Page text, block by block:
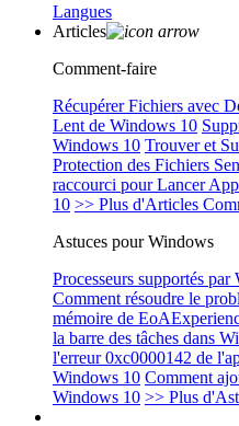
Langues
Articles
Comment-faire
Récupérer Fichiers avec
Lent de Windows 10
Windows 10 Trouver et
Protection des Fichiers
raccourci pour Lancer App
10 >> Plus d'Articles
Astuces pour Windows
Processeurs supportés par
Comment résoudre le
mémoire de
la barre des tâches dans
l'erreur 0xc0000142 de
Windows 10 Comment
Windows 10 >> Plus